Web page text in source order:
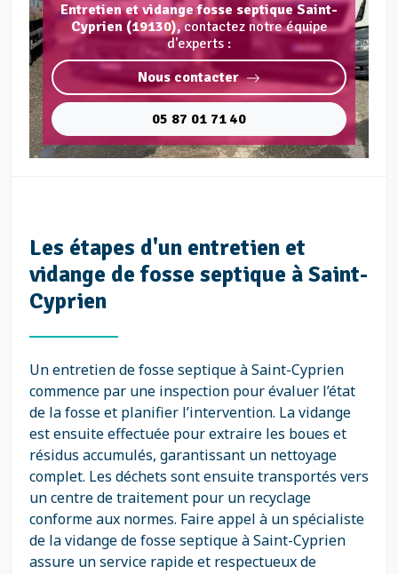
Entretien et vidange fosse septique Saint-
Cyprien (19130),contactez notre équipe
d'experts :
Nous contacter
05 87 01 71 40
Les étapes d'un entretien et
vidange de fosse septique à Saint-
Cyprien
Un entretien de fosse septique à Saint-Cyprien
commence par une inspection pour évaluer l’état
de la fosse et planifier l’intervention. La vidange
est ensuite effectuée pour extraire les boues et
résidus accumulés, garantissant un nettoyage
complet. Les déchets sont ensuite transportés vers
un centre de traitement pour un recyclage
conforme aux normes. Faire appel à un spécialiste
de la vidange de fosse septique à Saint-Cyprien
assure un service rapide et respectueux de